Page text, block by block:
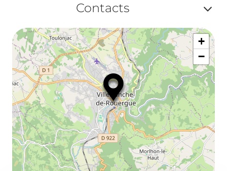
ou
et
Contacts
ou
+
−